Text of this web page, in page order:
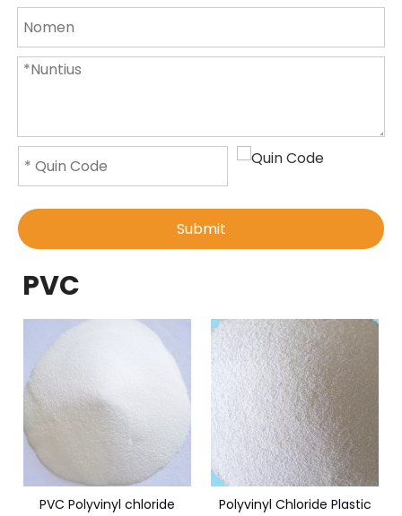
Submit
PVC
PVC Polyvinyl chloride
Polyvinyl Chloride Plastic